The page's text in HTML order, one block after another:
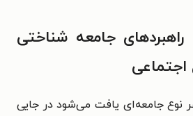
جامعه شناختی
نوع جامعه‌ای یافت می‌شود در جایی